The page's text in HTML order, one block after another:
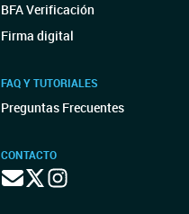
BFA Verificación
Firma digital
FAQ Y TUTORIALES
Preguntas Frecuentes
CONTACTO